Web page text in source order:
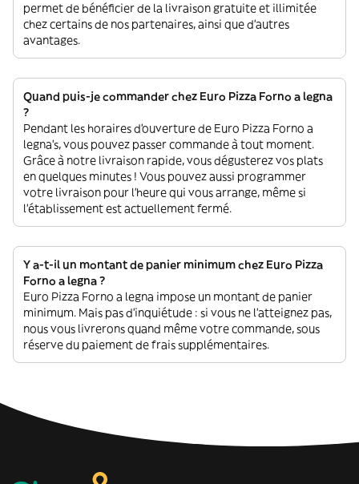
permet de bénéficier de la livraison gratuite et illimitée
chez certains de nos partenaires, ainsi que d’autres
avantages.
Quand puis-je commander chez Euro Pizza Forno a legna
?
Pendant les horaires d'ouverture de Euro Pizza Forno a
legna’s, vous pouvez passer commande à tout moment.
Grâce à notre livraison rapide, vous dégusterez vos plats
en quelques minutes ! Vous pouvez aussi programmer
votre livraison pour l'heure qui vous arrange, même si
l'établissement est actuellement fermé.
Y a-t-il un montant de panier minimum chez Euro Pizza
Forno a legna ?
Euro Pizza Forno a legna impose un montant de panier
minimum. Mais pas d'inquiétude : si vous ne l'atteignez pas,
nous vous livrerons quand même votre commande, sous
réserve du paiement de frais supplémentaires.